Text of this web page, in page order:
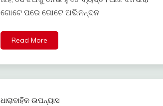
ଗୋଟେ ପରେ ଗୋଟେ ଅଭିନନ୍ଦନ
Read More
ଧାରାବାହିକ ଉପନ୍ୟାସ